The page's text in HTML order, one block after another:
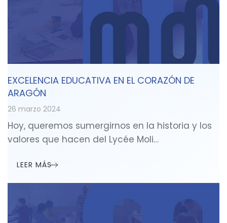
EXCELENCIA EDUCATIVA EN EL CORAZÓN DE
ARAGÓN
26 marzo 2024
Hoy, queremos sumergirnos en la historia y los
valores que hacen del Lycée Moli…
LEER MÁS